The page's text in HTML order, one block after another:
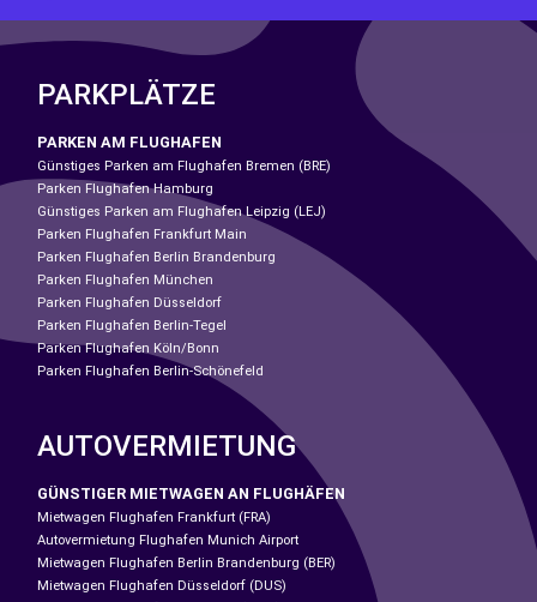
PARKPLÄTZE
PARKEN AM FLUGHAFEN
Günstiges Parken am Flughafen Bremen (BRE)
Parken Flughafen Hamburg
Günstiges Parken am Flughafen Leipzig (LEJ)
Parken Flughafen Frankfurt Main
Parken Flughafen Berlin Brandenburg
Parken Flughafen München
Parken Flughafen Düsseldorf
Parken Flughafen Berlin-Tegel
Parken Flughafen Köln/Bonn
Parken Flughafen Berlin-Schönefeld
AUTOVERMIETUNG
GÜNSTIGER MIETWAGEN AN FLUGHÄFEN
Mietwagen Flughafen Frankfurt (FRA)
Autovermietung Flughafen Munich Airport
Mietwagen Flughafen Berlin Brandenburg (BER)
Mietwagen Flughafen Düsseldorf (DUS)